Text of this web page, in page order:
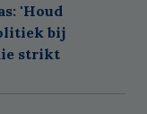
'Houd
bij
strikt